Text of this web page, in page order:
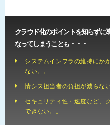
クラウド化のポイントを知らずに
なってしまうことも・・・
システムインフラの維持にか
ない。。
情シス担当者の負担が減らない
セキュリティ性・速度など、
できない。。